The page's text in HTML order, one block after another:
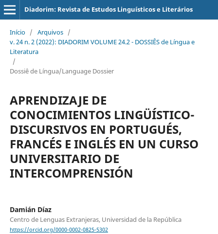
Diadorim: Revista de Estudos Linguísticos e Literários
Início / Arquivos /
v. 24 n. 2 (2022): DIADORIM VOLUME 24.2 - DOSSIÊS de Língua e
Literatura
/
Dossiê de Língua/Language Dossier
APRENDIZAJE DE
CONOCIMIENTOS LINGÜÍSTICO-
DISCURSIVOS EN PORTUGUÉS,
FRANCÉS E INGLÉS EN UN CURSO
UNIVERSITARIO DE
INTERCOMPRENSIÓN
Damián Díaz
Centro de Lenguas Extranjeras, Universidad de la República
https://orcid.org/0000-0002-0825-5302